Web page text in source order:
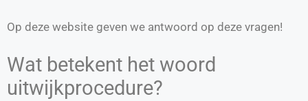
Op deze website geven we antwoord op deze vragen!
Wat betekent het woord
uitwijkprocedure?